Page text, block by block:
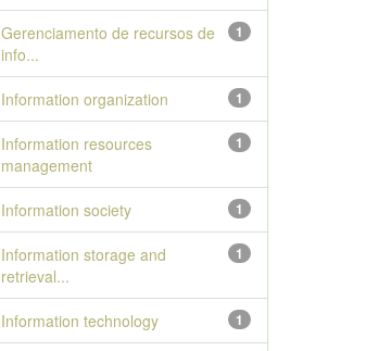
1
Gerenciamento de recursos de
info...
1
Information organization
1
Information resources
management
1
Information society
1
Information storage and
retrieval...
1
Information technology